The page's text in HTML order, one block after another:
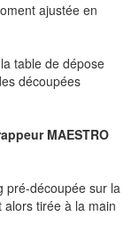
ajustée en
table de dépose
découpées
MAESTRO
pré-découpée sur la
tirée à la main